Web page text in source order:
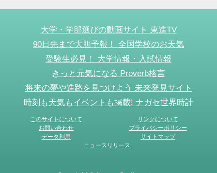
大学・学部選びの動画サイト 東進TV
90日先まで大胆予報！ 全国学校のお天気
受験生必見！ 大学情報・入試情報
きっと元気になる Proverb格言
将来の夢や進路を見つけよう 未来発見サイト
時刻も天気もイベントも掲載! ナガセ世界時計
このサイトについて
リンクについて
お問い合わせ
プライバシーポリシー
データ利用
サイトマップ
ニュースリリース